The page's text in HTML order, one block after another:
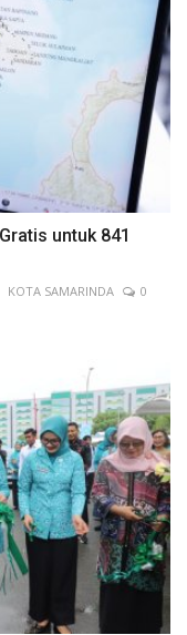
untuk 841
KOTA SAMARINDA
0